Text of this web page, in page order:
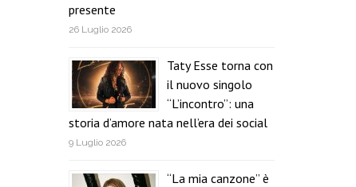
presente
26 Luglio 2026
Taty Esse torna con
il nuovo singolo
“L’incontro”: una
storia d’amore nata nell’era dei social
9 Luglio 2026
“La mia canzone” è